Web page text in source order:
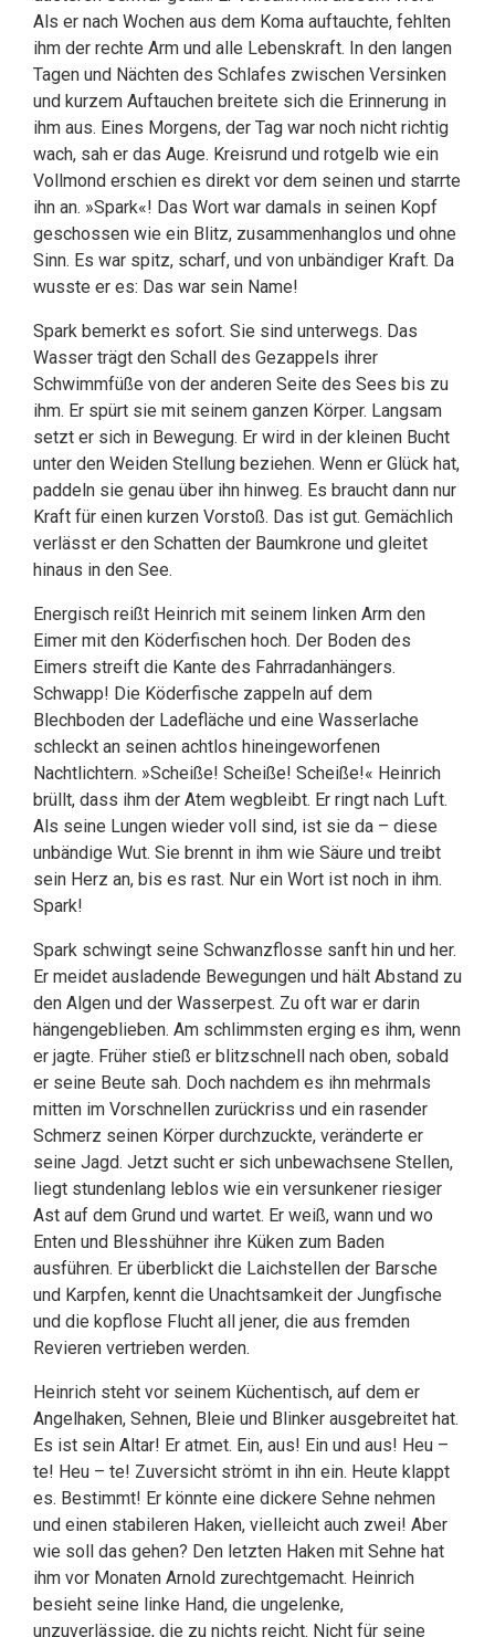
Als er nach Wochen aus dem Koma auftauchte, fehlten
ihm der rechte Arm und alle Lebenskraft. In den langen
Tagen und Nächten des Schlafes zwischen Versinken
und kurzem Auftauchen breitete sich die Erinnerung in
ihm aus. Eines Morgens, der Tag war noch nicht richtig
wach, sah er das Auge. Kreisrund und rotgelb wie ein
Vollmond erschien es direkt vor dem seinen und starrte
ihn an. »Spark«! Das Wort war damals in seinen Kopf
geschossen wie ein Blitz, zusammenhanglos und ohne
Sinn. Es war spitz, scharf, und von unbändiger Kraft. Da
wusste er es: Das war sein Name!
Spark bemerkt es sofort. Sie sind unterwegs. Das
Wasser trägt den Schall des Gezappels ihrer
Schwimmfüße von der anderen Seite des Sees bis zu
ihm. Er spürt sie mit seinem ganzen Körper. Langsam
setzt er sich in Bewegung. Er wird in der kleinen Bucht
unter den Weiden Stellung beziehen. Wenn er Glück hat,
paddeln sie genau über ihn hinweg. Es braucht dann nur
Kraft für einen kurzen Vorstoß. Das ist gut. Gemächlich
verlässt er den Schatten der Baumkrone und gleitet
hinaus in den See.
Energisch reißt Heinrich mit seinem linken Arm den
Eimer mit den Köderfischen hoch. Der Boden des
Eimers streift die Kante des Fahrradanhängers.
Schwapp! Die Köderfische zappeln auf dem
Blechboden der Ladefläche und eine Wasserlache
schleckt an seinen achtlos hineingeworfenen
Nachtlichtern. »Scheiße! Scheiße! Scheiße!« Heinrich
brüllt, dass ihm der Atem wegbleibt. Er ringt nach Luft.
Als seine Lungen wieder voll sind, ist sie da – diese
unbändige Wut. Sie brennt in ihm wie Säure und treibt
sein Herz an, bis es rast. Nur ein Wort ist noch in ihm.
Spark!
Spark schwingt seine Schwanzflosse sanft hin und her.
Er meidet ausladende Bewegungen und hält Abstand zu
den Algen und der Wasserpest. Zu oft war er darin
hängengeblieben. Am schlimmsten erging es ihm, wenn
er jagte. Früher stieß er blitzschnell nach oben, sobald
er seine Beute sah. Doch nachdem es ihn mehrmals
mitten im Vorschnellen zurückriss und ein rasender
Schmerz seinen Körper durchzuckte, veränderte er
seine Jagd. Jetzt sucht er sich unbewachsene Stellen,
liegt stundenlang leblos wie ein versunkener riesiger
Ast auf dem Grund und wartet. Er weiß, wann und wo
Enten und Blesshühner ihre Küken zum Baden
ausführen. Er überblickt die Laichstellen der Barsche
und Karpfen, kennt die Unachtsamkeit der Jungfische
und die kopflose Flucht all jener, die aus fremden
Revieren vertrieben werden.
Heinrich steht vor seinem Küchentisch, auf dem er
Angelhaken, Sehnen, Bleie und Blinker ausgebreitet hat.
Es ist sein Altar! Er atmet. Ein, aus! Ein und aus! Heu –
te! Heu – te! Zuversicht strömt in ihn ein. Heute klappt
es. Bestimmt! Er könnte eine dickere Sehne nehmen
und einen stabileren Haken, vielleicht auch zwei! Aber
wie soll das gehen? Den letzten Haken mit Sehne hat
ihm vor Monaten Arnold zurechtgemacht. Heinrich
besieht seine linke Hand, die ungelenke,
unzuverlässige, die zu nichts reicht. Nicht für seine